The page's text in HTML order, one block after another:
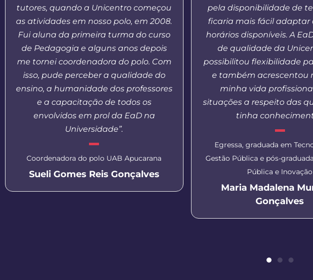
tutores, quando a Unicentro começou
as atividades em nosso polo, em 2008.
Fui aluna da primeira turma do curso
de Pedagogia e alguns anos depois
me tornei coordenadora do polo. Com
isso, pude perceber a qualidade do
ensino, a humanidade dos professores
e a capacitação de todos os
envolvidos em prol da EaD na
Universidade”.
Coordenadora do polo UAB Apucarana
Sueli Gomes Reis Gonçalves
pela disponibilidade de
ficaria mais fácil adaptar
horários disponíveis. A
de qualidade da
possibilitou flexibilidade
e também acrescentou
minha vida
situações a respeito das
tinha
Egressa, graduada em
Gestão Pública e pós-
Pública e Inovação
Maria Madalena
Gonçalves